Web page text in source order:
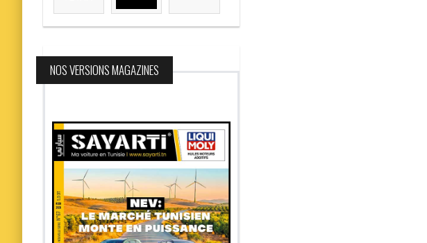
NOS VERSIONS MAGAZINES